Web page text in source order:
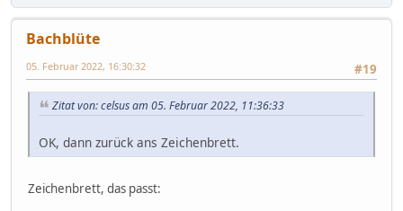
Bachblüte
#19
05. Februar 2022, 16:30:32
Zitat von: celsus am 05. Februar 2022, 11:36:33
OK, dann zurück ans Zeichenbrett.
Zeichenbrett, das passt: